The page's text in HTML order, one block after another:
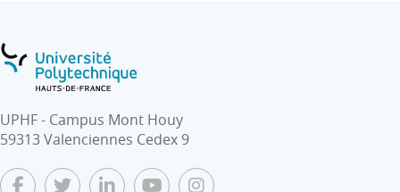
UPHF - Campus Mont Houy
59313 Valenciennes Cedex 9